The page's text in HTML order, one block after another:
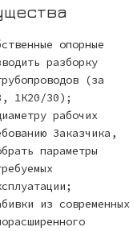
опорные
разборку
(за
1К20/30);
рабочих
Заказчика,
параметры
из современных